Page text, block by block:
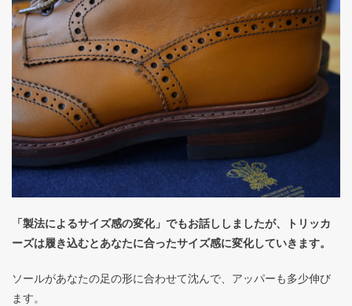
「製法によるサイズ感の変化」でもお話ししましたが、トリッカ
ーズは履き込むとあなたに合ったサイズ感に変化していきます。
ソールがあなたの足の形に合わせて沈んで、アッパーも多少伸び
ます。